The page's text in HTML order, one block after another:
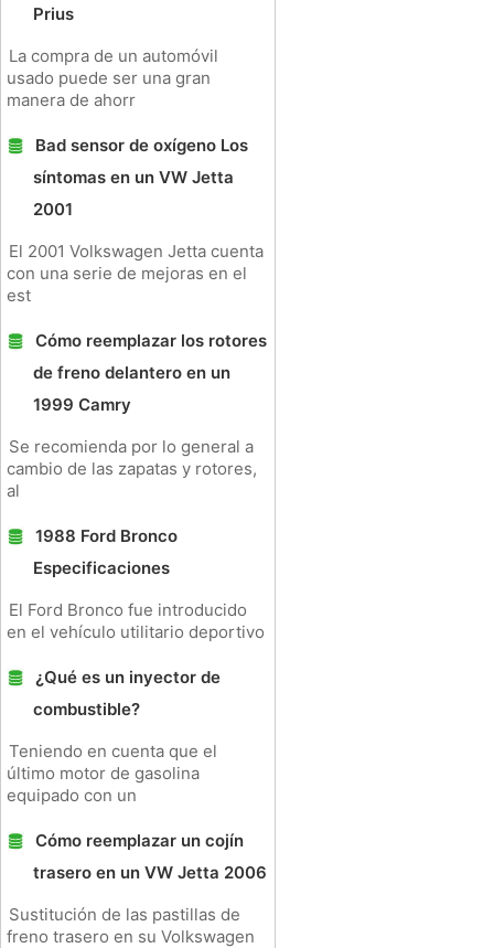
Prius
La compra de un automóvil
usado puede ser una gran
manera de ahorr
Bad sensor de oxígeno Los
síntomas en un VW Jetta
2001
El 2001 Volkswagen Jetta cuenta
con una serie de mejoras en el
est
Cómo reemplazar los rotores
de freno delantero en un
1999 Camry
Se recomienda por lo general a
cambio de las zapatas y rotores,
al
1988 Ford Bronco
Especificaciones
El Ford Bronco fue introducido
en el vehículo utilitario deportivo
¿Qué es un inyector de
combustible?
Teniendo en cuenta que el
último motor de gasolina
equipado con un
Cómo reemplazar un cojín
trasero en un VW Jetta 2006
Sustitución de las pastillas de
freno trasero en su Volkswagen